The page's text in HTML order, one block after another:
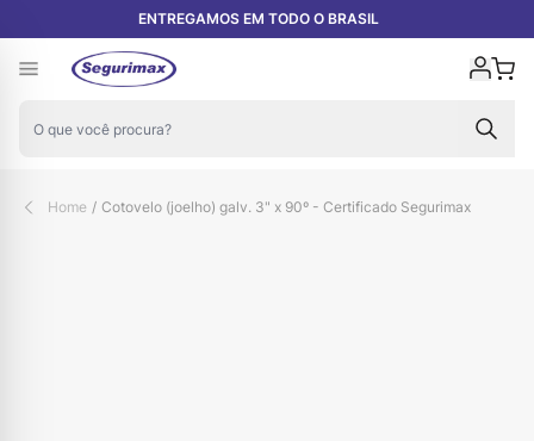
Pular para o conteúdoENTREGAMOS EM TODO O BRASIL
Home / Cotovelo (joelho) galv. 3" x 90º - Certificado Segurimax